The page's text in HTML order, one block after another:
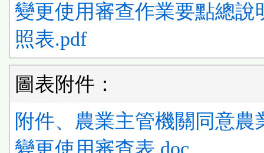
變更使用審查作業要點總說
照表.pdf
圖表附件：
附件、農業主管機關同意農